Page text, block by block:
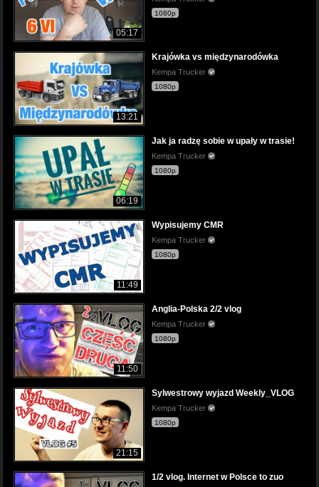
05:17
1080p
13:21
Krajówka vs międzynarodówka
Kempa Trucker
1080p
06:19
Jak ja radzę sobie w upały w trasie!
Kempa Trucker
1080p
11:49
Wypisujemy CMR
Kempa Trucker
1080p
11:50
Anglia-Polska 2/2 vlog
Kempa Trucker
1080p
21:15
Sylwestrowy wyjazd Weekly_VLOG
Kempa Trucker
1080p
1/2 vlog. Internet w Polsce to zuo